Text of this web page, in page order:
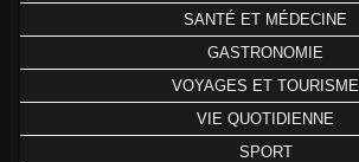
SANTÉ ET MÉDECINE
GASTRONOMIE
VOYAGES ET TOURISME
VIE QUOTIDIENNE
SPORT